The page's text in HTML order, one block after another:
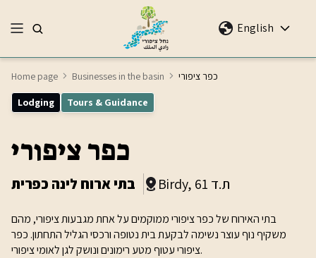
English
Home page Businesses in the basin כפר ציפורי
Lodging Tours & Guidance
כפר ציפורי
בתי ארוח לינה כפרית Birdy, ת.ד 61
בתי האירוח של כפר ציפורי ממוקמים על אחת מגבעות ציפורי, מהם
משקיף נוף עוצר נשימה לבקעת בית נטופה ורכסי הגליל התחתון. כפר
ציפורי עטוף מטע רימונים ונושק לגן לאומי ציפורי.